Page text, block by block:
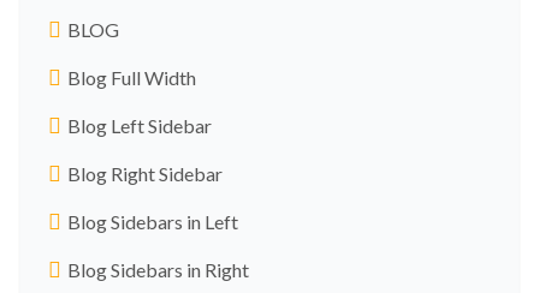
BLOG
Blog Full Width
Blog Left Sidebar
Blog Right Sidebar
Blog Sidebars in Left
Blog Sidebars in Right